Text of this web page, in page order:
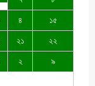
৪ ১৫
২১ ২২
২ ৯